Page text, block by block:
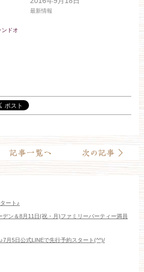
最新情報
ドオ
ート♪
ン＆8月11日(祝・月)ファミリーパーティー満員
月5日公式LINEで先行予約スタート(^^)/